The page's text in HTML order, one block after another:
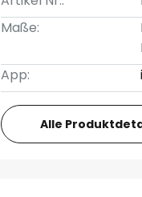
Maße:
App:
Alle